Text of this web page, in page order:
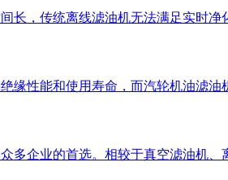
，传统离线滤油机无法满足实时
性能和使用寿命，而汽轮机油滤
企业的首选。相较于真空滤油机